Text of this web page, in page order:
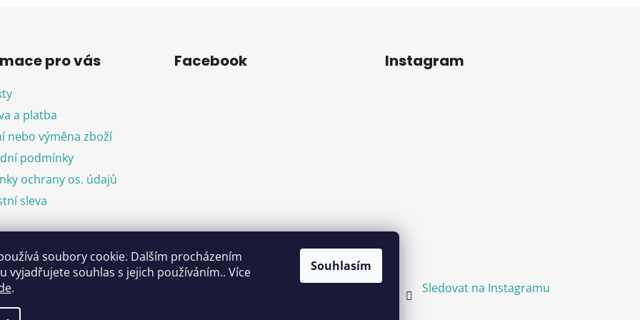
soubory cookie. Dalším procházením
vyjadřujete souhlas s jejich používáním.. Více
.
Souhlasím
pro vás
a platba
nebo výměna zboží
podmínky
ochrany os. údajů
sleva
Facebook Instagram
Sledovat na Instagramu